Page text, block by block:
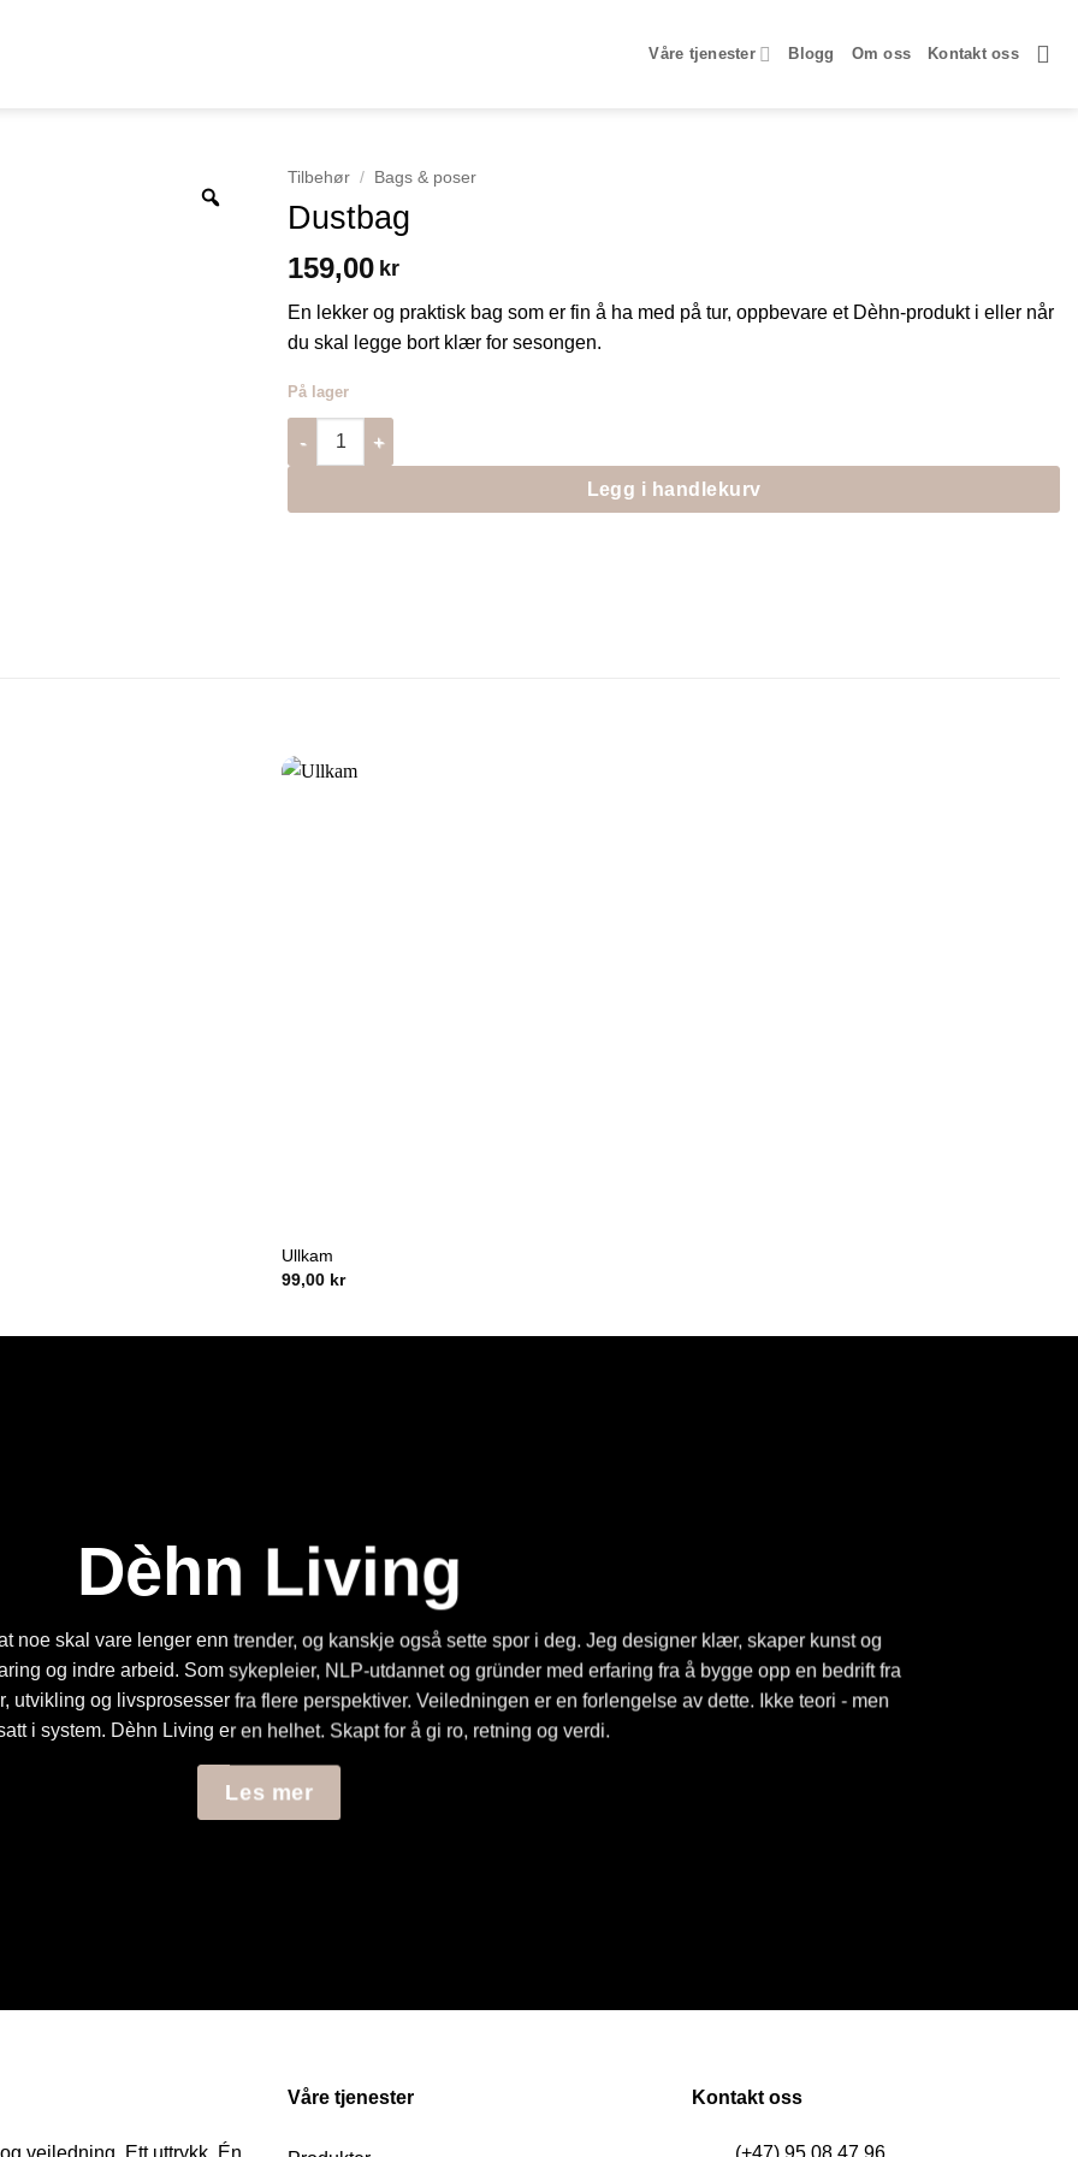
Våre tjenester Blogg Om oss Kontakt oss
Tilbehør / Bags & poser
Dustbag
159,00 kr
En lekker og praktisk bag som er fin å ha med på tur, oppbevare et Dèhn-produkt i eller når
du skal legge bort klær for sesongen.
På lager
Dustbag antall
Legg i handlekurv
Ullkam
99,00 kr
Dèhn Living
noe skal vare lenger enn trender, og kanskje også sette spor i deg. Jeg designer klær, skaper kunst og
og indre arbeid. Som sykepleier, NLP-utdannet og gründer med erfaring fra å bygge opp en bedrift fra
utvikling og livsprosesser fra flere perspektiver. Veiledningen er en forlengelse av dette. Ikke teori - men
i system. Dèhn Living er en helhet. Skapt for å gi ro, retning og verdi.
Les mer
veiledning. Ett uttrykk. Én
Våre tjenester Kontakt oss
(+47) 95 08 47 96